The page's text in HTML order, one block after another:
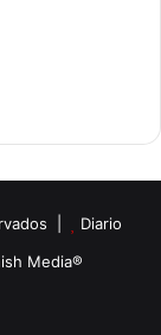
|
Diario
Media®